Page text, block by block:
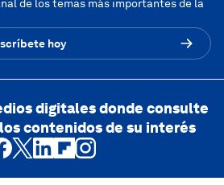
de los temas más importantes de la
hoy
digitales donde consulte
contenidos de su interés